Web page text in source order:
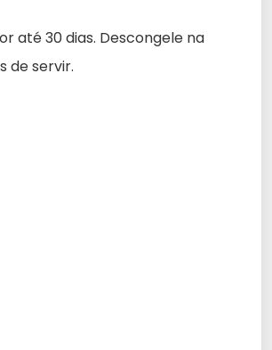
até 30 dias. Descongele na
de servir.